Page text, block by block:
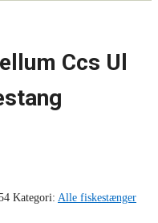
Ccs Ul
Kategori: Alle fiskestænger